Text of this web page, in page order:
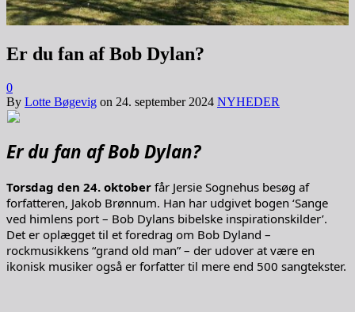
Er du fan af Bob Dylan?
0
By Lotte Bøgevig on 24. september 2024 NYHEDER
Er du fan af Bob Dylan?
Torsdag den 24. oktober får Jersie Sognehus besøg af
forfatteren, Jakob Brønnum. Han har udgivet bogen ‘Sange
ved himlens port – Bob Dylans bibelske inspirationskilder’.
Det er oplægget til et foredrag om Bob Dyland –
rockmusikkens “grand old man” – der udover at være en
ikonisk musiker også er forfatter til mere end 500 sangtekster.